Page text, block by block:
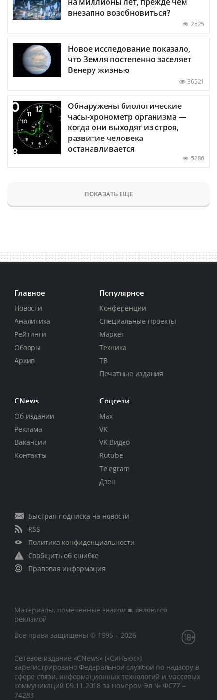
внезапно возобновиться?
2525
Новое исследование показало,
что Земля постепенно заселяет
Венеру жизнью
36521
Обнаружены биологические
часы-хронометр организма —
когда они выходят из строя,
развитие человека
останавливается
5286
ПОКАЗАТЬ ЕЩЕ
Главное
Новости
Аналитика
Рейтинги
Обзоры
Архив
Популярное
Конференции
Специальные проекты
Маркет
Техника
ТВ
Печатные издания
CNews
Об издании
Реклама
Вакансии
Контакты
Соцсети
Max
VK
VK Видео
Rutube
Telegram
Дзен
Быстрая подписка на новости
RSS
Политика конфиденциальности
Сообщить об ошибке
Правовая информация
Материалы, помеченные знаком ■, являются
рекламой
Все права защищены © 1995 – 2026
Сетевое издание «CNews» («СиНьюс»)
зарегистрировано Федеральной службой по надзору в
сфере связи, информационных технологий и массовых
коммуникаций 09.11.2018 за номером Эл № ФС77 –
74283